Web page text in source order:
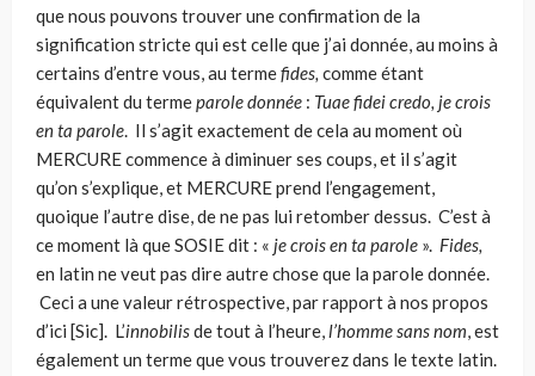
que nous pouvons trouver une confir­mation de la
signification stricte qui est celle que j’ai donnée, au moins à
cer­tains d’entre vous, au termefides, comme étant
équivalent du termeparole don­née : Tuae fidei credo, je crois
en ta parole. Il s’agit exactement de cela au moment où
MERCURE commence à diminuer ses coups, et il s’agit
qu’on s’ex­plique, et MERCURE prend l’engagement,
quoique l’autre dise, de ne pas lui retomber dessus. C’est à
ce moment là que SOSIE dit : « je crois en ta parole ». Fides,
en latin ne veut pas dire autre chose que la parole donnée.
Ceci a une valeur rétrospective, par rapport à nos propos
d’ici [Sic]. L’innobilisde tout à l’heure,l’homme sans nom, est
également un terme que vous trouverez dans le texte latin.